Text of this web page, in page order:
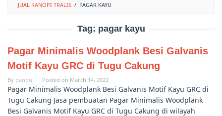
JUAL KANOPI TRALIS / PAGAR KAYU
Tag: pagar kayu
Pagar Minimalis Woodplank Besi Galvanis
Motif Kayu GRC di Tugu Cakung
By pandu Posted on March 14, 2022
Pagar Minimalis Woodplank Besi Galvanis Motif Kayu GRC di
Tugu Cakung Jasa pembuatan Pagar Minimalis Woodplank
Besi Galvanis Motif Kayu GRC di Tugu Cakung di wilayah